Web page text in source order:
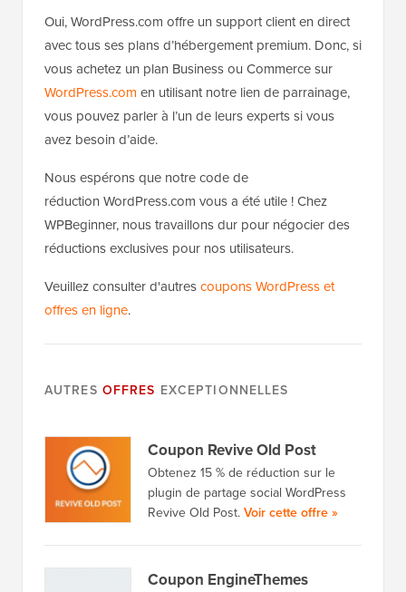
Oui, WordPress.com offre un support client en direct
avec tous ses plans d’hébergement premium. Donc, si
vous achetez un plan Business ou Commerce sur
WordPress.com en utilisant notre lien de parrainage,
vous pouvez parler à l’un de leurs experts si vous
avez besoin d’aide.
Nous espérons que notre code de
réduction WordPress.com vous a été utile ! Chez
WPBeginner, nous travaillons dur pour négocier des
réductions exclusives pour nos utilisateurs.
Veuillez consulter d'autrescoupons WordPress et
offres en ligne.
AUTRES OFFRES EXCEPTIONNELLES
Coupon Revive Old Post
Obtenez 15 % de réduction sur le
plugin de partage social WordPress
Revive Old Post. Voir cette offre »
Coupon EngineThemes